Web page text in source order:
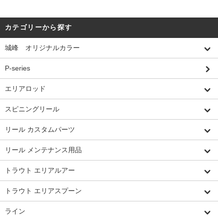
カテゴリーから探す
城峰 オリジナルカラー
P-series
エリアロッド
スピニングリール
リール カスタムパーツ
リール メンテナンス用品
トラウト エリアルアー
トラウト エリアスプーン
ライン